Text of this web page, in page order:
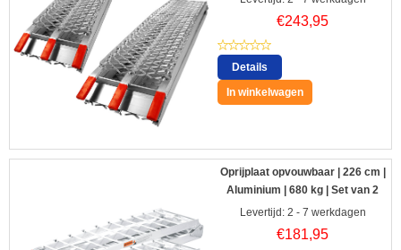
€243,95
Details
In winkelwagen
Oprijplaat opvouwbaar | 226 cm |
Aluminium | 680 kg | Set van 2
Levertijd: 2 - 7 werkdagen
€181,95